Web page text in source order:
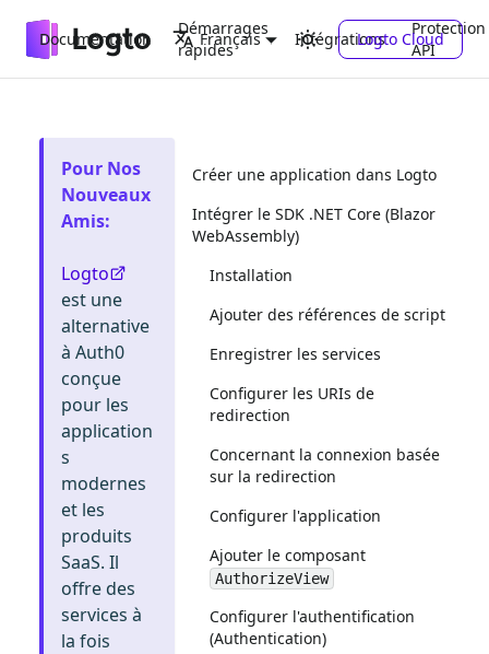
Documentation
Démarrages
rapides
Intégrations
Protection
API
Français Logto Cloud
Pour Nos
Nouveaux
Amis:
Logto
est une
alternative
à Auth0
conçue
pour les
application
s
modernes
et les
produits
SaaS. Il
offre des
services à
la fois
Créer une application dans Logto
Intégrer le SDK .NET Core (Blazor
WebAssembly)
Installation
Ajouter des références de script
Enregistrer les services
Configurer les URIs de
redirection
Concernant la connexion basée
sur la redirection
Configurer l'application
Ajouter le composant
AuthorizeView
Configurer l'authentification
(Authentication)